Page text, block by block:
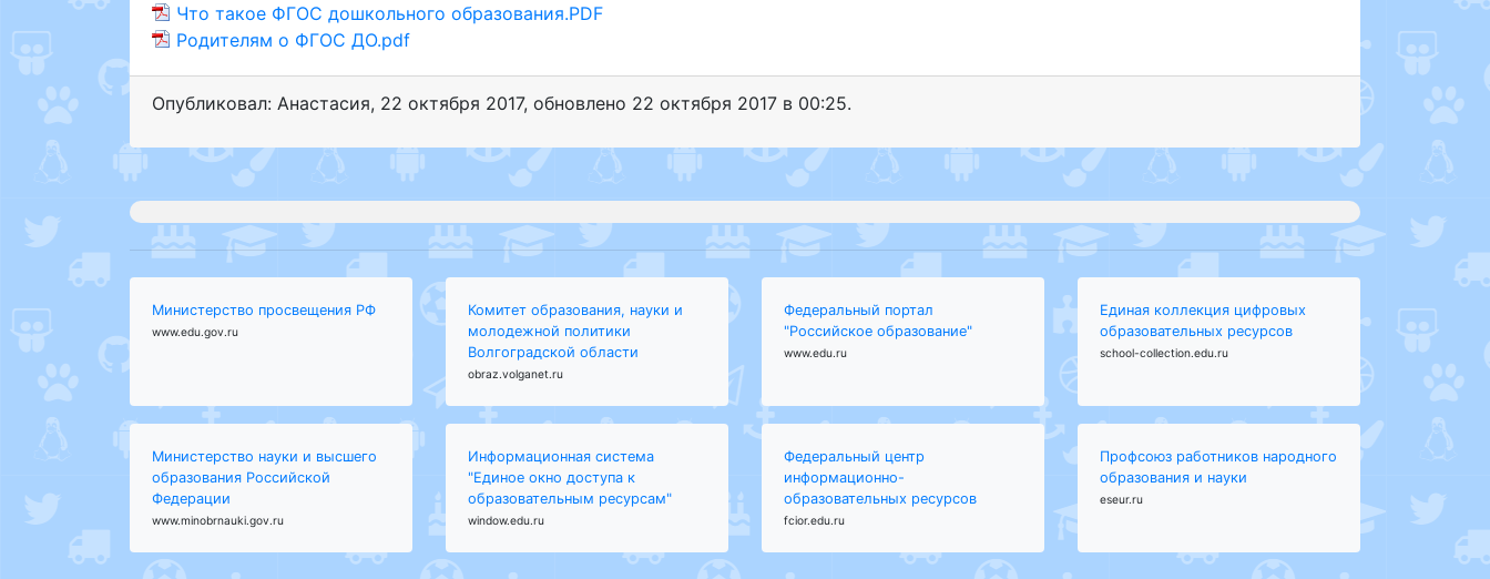
Что такое ФГОС дошкольного образования.PDF
Родителям о ФГОС ДО.pdf
Опубликовал: Анастасия, 22 октября 2017, обновлено 22 октября 2017 в 00:25.
Министерство просвещения РФ
www.edu.gov.ru
Комитет образования, науки и
молодежной политики
Волгоградской области
obraz.volganet.ru
Федеральный портал
"Российское образование"
www.edu.ru
Единая коллекция цифровых
образовательных ресурсов
school-collection.edu.ru
Министерство науки и высшего
образования Российской
Федерации
www.minobrnauki.gov.ru
Информационная система
"Единое окно доступа к
образовательным ресурсам"
window.edu.ru
Федеральный центр
информационно-
образовательных ресурсов
fcior.edu.ru
Профсоюз работников народного
образования и науки
eseur.ru